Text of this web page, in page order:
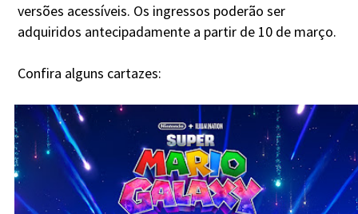
versões acessíveis. Os ingressos poderão ser
adquiridos antecipadamente a partir de 10 de março.
Confira alguns cartazes: